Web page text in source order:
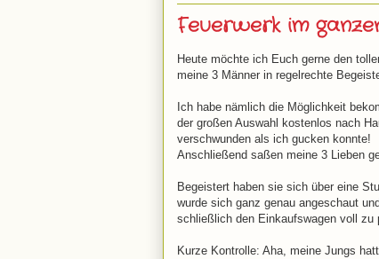
Feuerwerk im
Heute möchte ich Euch gerne den
meine 3 Männer in regelrechte
Ich habe nämlich die Möglichkeit
der großen Auswahl kostenlos nach
verschwunden als ich gucken konnte!
Anschließend saßen meine 3 Lieben
Begeistert haben sie sich über eine
wurde sich ganz genau angeschaut
schließlich den Einkaufswagen voll
Kurze Kontrolle: Aha, meine Jungs